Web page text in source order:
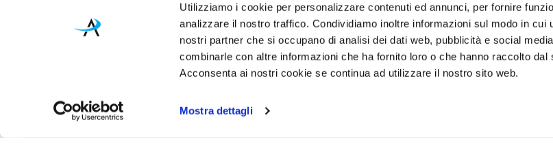
Utilizziamo i cookie per personalizzare contenuti ed annunci, per fornire
analizzare il nostro traffico. Condividiamo inoltre informazioni sul modo in cui
nostri partner che si occupano di analisi dei dati web, pubblicità e social
combinarle con altre informazioni che ha fornito loro o che hanno raccolto
Acconsenta ai nostri cookie se continua ad utilizzare il nostro sito web.
Mostra dettagli